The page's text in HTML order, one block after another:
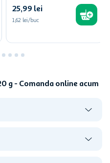
25,99 lei
1,62 lei/buc
g - Comanda online acum